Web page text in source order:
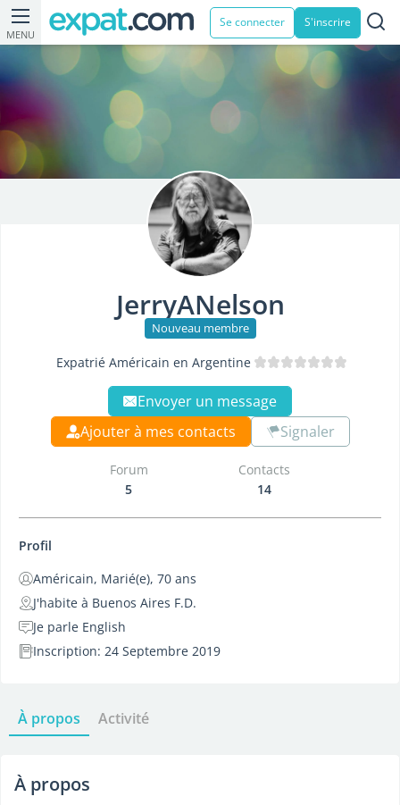
MENU
Se connecter S'inscrire
JerryANelson
Nouveau membre
Expatrié Américain en Argentine
Envoyer un message
Ajouter à mes contacts
Signaler
Forum
5
Contacts
14
Profil
Américain, Marié(e), 70 ans
J'habite à Buenos Aires F.D.
Je parle English
Inscription: 24 Septembre 2019
À propos Activité
À propos